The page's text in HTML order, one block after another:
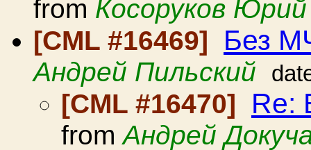
from Косоруков Юрий
[CML #16469]
Без
Андрей Пильский
[CML #16470] Re:
fromАндрей